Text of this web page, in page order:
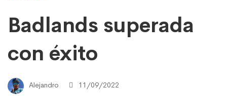
Badlands superada
con éxito
Alejandro 11/09/2022